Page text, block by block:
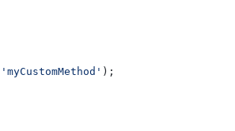
'myCustomMethod' );